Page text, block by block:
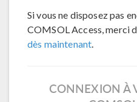
Si vous ne disposez pas
COMSOL Access, merci
dès maintenant.
CONNEXION À